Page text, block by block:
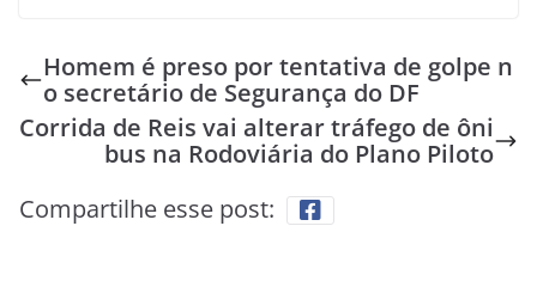
Homem é preso por tentativa de golpe n
o secretário de Segurança do DF
Corrida de Reis vai alterar tráfego de ôni
bus na Rodoviária do Plano Piloto
Compartilhe esse post: